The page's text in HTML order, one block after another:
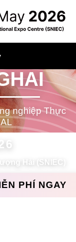
nghiệp Thực
Hải (SNIEC)
PHÍ NGAY